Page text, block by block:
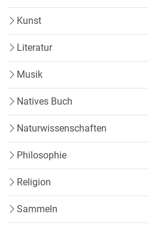
Kunst
Literatur
Musik
Natives Buch
Naturwissenschaften
Philosophie
Religion
Sammeln